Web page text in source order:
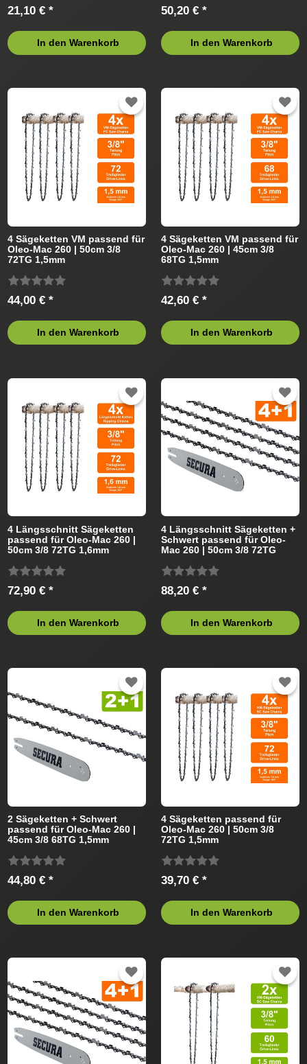
21,10 € *
In den Warenkorb
50,20 € *
In den Warenkorb
4 Sägeketten VM passend für
Oleo-Mac 260 | 50cm 3/8
72TG 1,5mm
44,00 € *
In den Warenkorb
4 Sägeketten VM passend für
Oleo-Mac 260 | 45cm 3/8
68TG 1,5mm
42,60 € *
In den Warenkorb
4 Längsschnitt Sägeketten
passend für Oleo-Mac 260 |
50cm 3/8 72TG 1,6mm
72,90 € *
In den Warenkorb
4 Längsschnitt Sägeketten +
Schwert passend für Oleo-
Mac 260 | 50cm 3/8 72TG
88,20 € *
In den Warenkorb
2 Sägeketten + Schwert
passend für Oleo-Mac 260 |
45cm 3/8 68TG 1,5mm
44,80 € *
In den Warenkorb
4 Sägeketten passend für
Oleo-Mac 260 | 50cm 3/8
72TG 1,5mm
39,70 € *
In den Warenkorb